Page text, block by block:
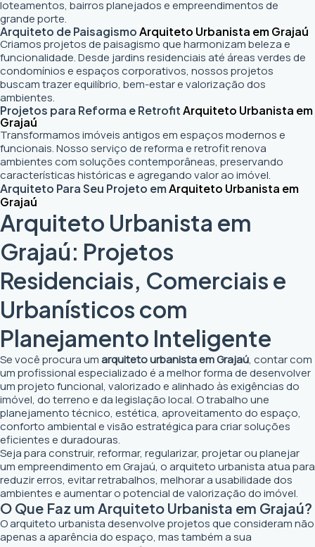
loteamentos, bairros planejados e empreendimentos de
grande porte.
Arquiteto de PaisagismoArquiteto Urbanista em Grajaú
Criamos projetos de paisagismo que harmonizam beleza e
funcionalidade. Desde jardins residenciais até áreas verdes de
condomínios e espaços corporativos, nossos projetos
buscam trazer equilíbrio, bem-estar e valorização dos
ambientes.
Projetos para Reforma e RetrofitArquiteto Urbanista em
Grajaú
Transformamos imóveis antigos em espaços modernos e
funcionais. Nosso serviço de reforma e retrofit renova
ambientes com soluções contemporâneas, preservando
características históricas e agregando valor ao imóvel.
Arquiteto Para Seu Projeto emArquiteto Urbanista em
Grajaú
Arquiteto Urbanista em
Grajaú: Projetos
Residenciais, Comerciais e
Urbanísticos com
Planejamento Inteligente
Se você procura umarquiteto urbanista em Grajaú, contar com
um profissional especializado é a melhor forma de desenvolver
um projeto funcional, valorizado e alinhado às exigências do
imóvel, do terreno e da legislação local. O trabalho une
planejamento técnico, estética, aproveitamento do espaço,
conforto ambiental e visão estratégica para criar soluções
eficientes e duradouras.
Seja para construir, reformar, regularizar, projetar ou planejar
um empreendimento em Grajaú, o arquiteto urbanista atua para
reduzir erros, evitar retrabalhos, melhorar a usabilidade dos
ambientes e aumentar o potencial de valorização do imóvel.
O Que Faz um Arquiteto Urbanista em Grajaú?
O arquiteto urbanista desenvolve projetos que consideram não
apenas a aparência do espaço, mas também a sua